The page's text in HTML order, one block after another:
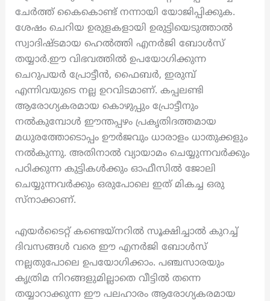
ചേർത്ത് കൈകൊണ്ട് നന്നായി യോജിപ്പിക്കുക.
ശേഷം ചെറിയ ഉരുളകളായി ഉരുട്ടിയെടുത്താൽ
സ്വാദിഷ്ടമായ ഹെൽത്തി എനർജി ബോൾസ്
തയ്യാർ.ഈ വിഭവത്തിൽ ഉപയോഗിക്കുന്ന
ചെറുപയർ പ്രോട്ടീൻ, ഫൈബർ, ഇരുമ്പ്
എന്നിവയുടെ നല്ല ഉറവിടമാണ്. കപ്പലണ്ടി
ആരോഗ്യകരമായ കൊഴുപ്പും പ്രോട്ടീനും
നൽകുമ്പോൾ ഈന്തപ്പഴം പ്രകൃതിദത്തമായ
മധുരത്തോടൊപ്പം ഊർജവും ധാരാളം ധാതുക്കളും
നൽകുന്നു. അതിനാൽ വ്യായാമം ചെയ്യുന്നവർക്കും
പഠിക്കുന്ന കുട്ടികൾക്കും ഓഫീസിൽ ജോലി
ചെയ്യുന്നവർക്കും ഒരുപോലെ ഇത് മികച്ച ഒരു
സ്നാക്കാണ്.
എയർടൈറ്റ് കണ്ടെയ്നറിൽ സൂക്ഷിച്ചാൽ കുറച്ച്
ദിവസങ്ങൾ വരെ ഈ എനർജി ബോൾസ്
നല്ലതുപോലെ ഉപയോഗിക്കാം. പഞ്ചസാരയും
കൃത്രിമ നിറങ്ങളുമില്ലാതെ വീട്ടിൽ തന്നെ
തയ്യാറാക്കുന്ന ഈ പലഹാരം ആരോഗ്യകരമായ